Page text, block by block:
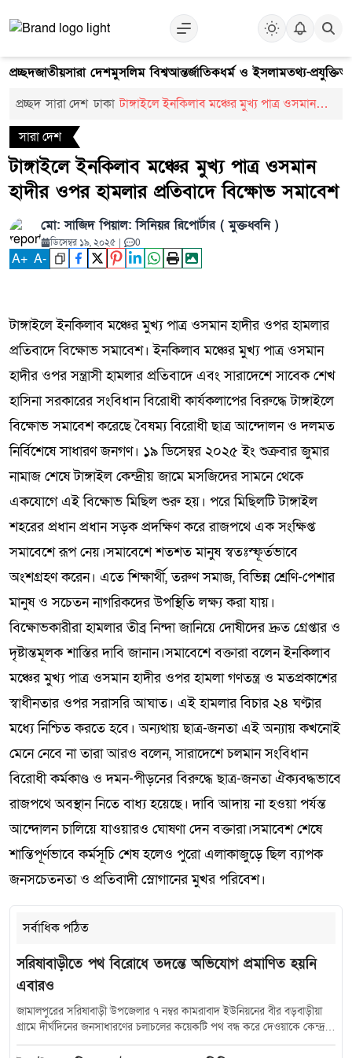
প্রচ্ছদজাতীয়সারা দেশমুসলিম বিশ্বআন্তর্জাতিকধর্ম ও ইসলামতথ্য-প্রযুক্তি
প্রচ্ছদ সারা দেশ ঢাকা টাঙ্গাইলে ইনকিলাব মঞ্চের মুখ্য পাত্র ওসমান
সারা দেশ
টাঙ্গাইলে ইনকিলাব মঞ্চের মুখ্য পাত্র ওসমান
হাদীর ওপর হামলার প্রতিবাদে বিক্ষোভ সমাবেশ
মো: সাজিদ পিয়াল: সিনিয়র রিপোর্টার ( মুক্তধ্বনি )
ডিসেম্বর ১৯, ২০২৫ | 0
A+ A-
টাঙ্গাইলে ইনকিলাব মঞ্চের মুখ্য পাত্র ওসমান হাদীর ওপর হামলার
প্রতিবাদে বিক্ষোভ সমাবেশ। ইনকিলাব মঞ্চের মুখ্য পাত্র ওসমান
হাদীর ওপর সন্ত্রাসী হামলার প্রতিবাদে এবং সারাদেশে সাবেক শেখ
হাসিনা সরকারের সংবিধান বিরোধী কার্যকলাপের বিরুদ্ধে টাঙ্গাইলে
বিক্ষোভ সমাবেশ করেছে বৈষম্য বিরোধী ছাত্র আন্দোলন ও দলমত
নির্বিশেষে সাধারণ জনগণ। ১৯ ডিসেম্বর ২০২৫ ইং শুক্রবার জুমার
নামাজ শেষে টাঙ্গাইল কেন্দ্রীয় জামে মসজিদের সামনে থেকে
একযোগে এই বিক্ষোভ মিছিল শুরু হয়। পরে মিছিলটি টাঙ্গাইল
শহরের প্রধান প্রধান সড়ক প্রদক্ষিণ করে রাজপথে এক সংক্ষিপ্ত
সমাবেশে রূপ নেয়।সমাবেশে শতশত মানুষ স্বতঃস্ফূর্তভাবে
অংশগ্রহণ করেন। এতে শিক্ষার্থী, তরুণ সমাজ, বিভিন্ন শ্রেণি-পেশার
মানুষ ও সচেতন নাগরিকদের উপস্থিতি লক্ষ্য করা যায়।
বিক্ষোভকারীরা হামলার তীব্র নিন্দা জানিয়ে দোষীদের দ্রুত গ্রেপ্তার ও
দৃষ্টান্তমূলক শাস্তির দাবি জানান।সমাবেশে বক্তারা বলেন ইনকিলাব
মঞ্চের মুখ্য পাত্র ওসমান হাদীর ওপর হামলা গণতন্ত্র ও মতপ্রকাশের
স্বাধীনতার ওপর সরাসরি আঘাত। এই হামলার বিচার ২৪ ঘণ্টার
মধ্যে নিশ্চিত করতে হবে। অন্যথায় ছাত্র-জনতা এই অন্যায় কখনোই
মেনে নেবে না তারা আরও বলেন, সারাদেশে চলমান সংবিধান
বিরোধী কর্মকাণ্ড ও দমন-পীড়নের বিরুদ্ধে ছাত্র-জনতা ঐক্যবদ্ধভাবে
রাজপথে অবস্থান নিতে বাধ্য হয়েছে। দাবি আদায় না হওয়া পর্যন্ত
আন্দোলন চালিয়ে যাওয়ারও ঘোষণা দেন বক্তারা।সমাবেশ শেষে
শান্তিপূর্ণভাবে কর্মসূচি শেষ হলেও পুরো এলাকাজুড়ে ছিল ব্যাপক
জনসচেতনতা ও প্রতিবাদী স্লোগানের মুখর পরিবেশ।
সর্বাধিক পঠিত
সরিষাবাড়ীতে পথ বিরোধে তদন্তে অভিযোগ প্রমাণিত হয়নি
এবারও
জামালপুরের সরিষাবাড়ী উপজেলার ৭ নম্বর কামরাবাদ ইউনিয়নের বীর বড়বাড়ীয়া
গ্রামে দীর্ঘদিনের জনসাধারণের চলাচলের কয়েকটি পথ বন্ধ করে দেওয়াকে কেন্দ্র
করে সৃষ্ট বিরোধে নতুন মোড় নিয়েছে। সরকারি তদন্তে অভিযোগকারীর উত্থাপিত